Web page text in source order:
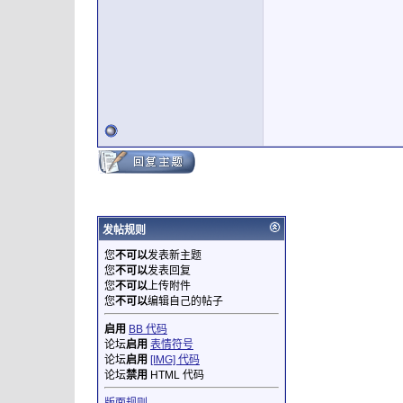
发帖规则
您不可以发表新主题
您不可以发表回复
您不可以上传附件
您不可以编辑自己的帖子
启用 BB 代码
论坛启用 表情符号
论坛启用 [IMG] 代码
论坛禁用 HTML 代码